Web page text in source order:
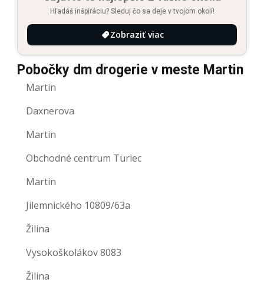
Hľadáš inšpiráciu? Sleduj čo sa deje v tvojom okolí!
Zobraziť viac
Pobočky dm drogerie v meste Martin
Martin
Daxnerova
Martin
Obchodné centrum Turiec
Martin
Jilemnického 10809/63a
Žilina
Vysokoškolákov 8083
Žilina